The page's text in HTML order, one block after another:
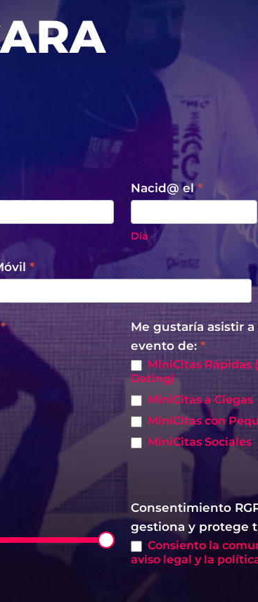
Nacid@ el*
Día
*
*
Me gustaría asistir a
evento de: *
MiniCitas Rápidas
Dating)
MiniCitas a Ciegas
MiniCitas con
MiniCitas Sociales
Consentimiento
gestiona y protege
aviso legal y la